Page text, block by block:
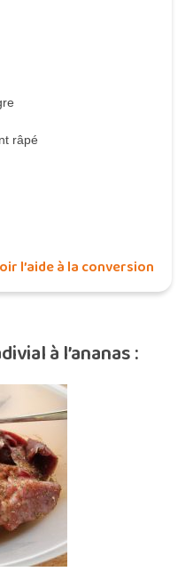
râpé
l’aide à la conversion
à l’ananas :